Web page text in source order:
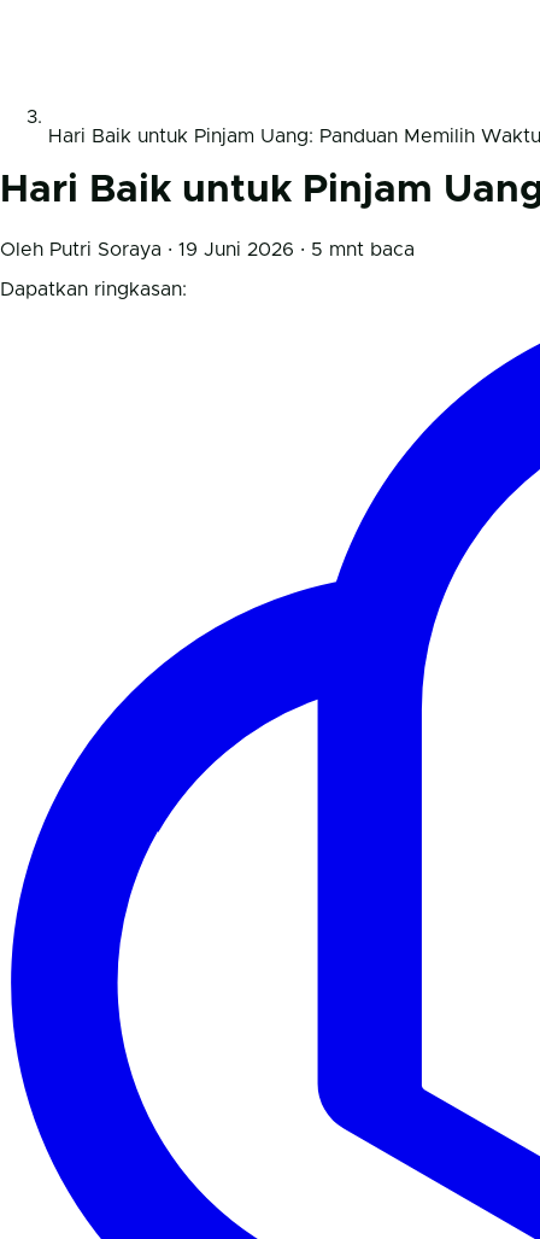
Hari Baik untuk Pinjam Uang: Panduan Memilih
Hari Baik untuk Pinjam
Oleh Putri Soraya · 19 Juni 2026 · 5 mnt baca
Dapatkan ringkasan: